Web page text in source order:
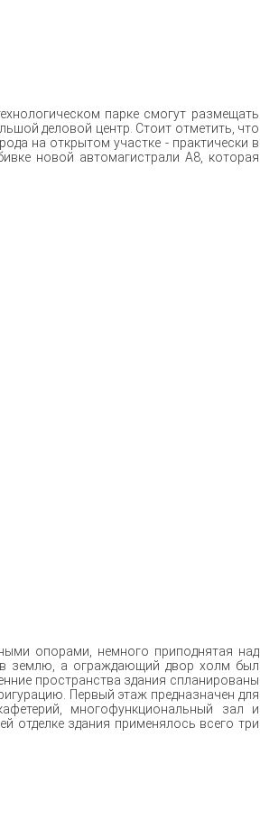
парке смогут размещать
деловой центр. Стоит отметить, что
на открытом участке - практически в
новой автомагистрали А8, которая
опорами, немного приподнятая над
землю, а ограждающий двор холм был
пространства здания спланированы
Первый этаж предназначен для
многофункциональный зал и
отделке здания применялось всего три